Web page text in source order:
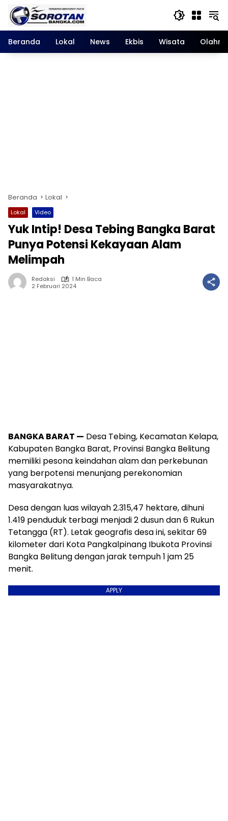
Langsung
konten
Beranda
Lokal News Ekbis Wisata
Beranda Lokal
Lokal Video
Yuk Intip! Desa Tebing Bangka Barat
Punya Potensi Kekayaan Alam
Melimpah
Redaksi
1 Min Baca
2 Februari 2024
BANGKA BARAT — Desa Tebing, Kecamatan Kelapa,
Kabupaten Bangka Barat, Provinsi Bangka Belitung
memiliki pesona keindahan alam dan perkebunan
yang berpotensi menunjang perekonomian
masyarakatnya.
Desa dengan luas wilayah 2.315,47 hektare, dihuni
1.419 penduduk terbagi menjadi 2 dusun dan 6 Rukun
Tetangga (RT). Letak geografis desa ini, sekitar 69
kilometer dari Kota Pangkalpinang Ibukota Provinsi
Bangka Belitung dengan jarak tempuh 1 jam 25
menit.
APPLY